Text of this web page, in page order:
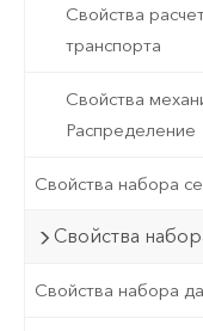
Свойства
транспорта
Свойства
Распределение
Свойства набора
Свойства
Свойства набора